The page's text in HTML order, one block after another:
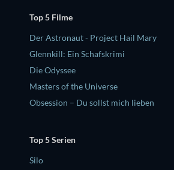
Top 5 Filme
Der Astronaut - Project Hail Mary
Glennkill: Ein Schafskrimi
Die Odyssee
Masters of the Universe
Obsession – Du sollst mich lieben
Top 5 Serien
Silo